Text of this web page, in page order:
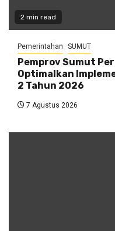
2 min read
Pemerintahan SUMUT
Pemprov Sumut
Optimalkan
2 Tahun 2026
7 Agustus 2026